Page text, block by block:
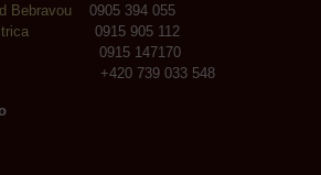
Bebravou 0905 394 055
0915 905 112
147170
739 033 548